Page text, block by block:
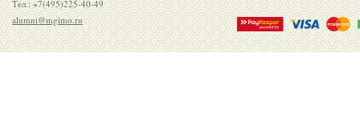
Тел.: +7(495)225-40-49
alumni@mgimo.ru